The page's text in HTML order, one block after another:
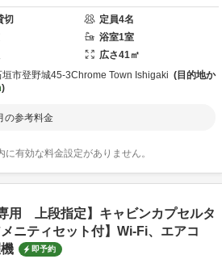
切 定員4名
浴室1室
広さ41㎡
垣市登野城45-3Chrome Town Ishigaki
目的地か
の参考料金
に有効な料金設定がありません。
用 上段指定】キャビンカプセルタ
ニティセット付】Wi-Fi、エアコ
即予約